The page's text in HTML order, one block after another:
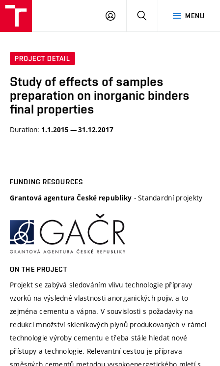
MENU
LOG
SEARCH
PROJECT DETAIL
Study of effects of samples
preparation on inorganic binders
final properties
Duration: 1.1.2015 — 31.12.2017
FUNDING RESOURCES
Grantová agentura České republiky - Standardní projekty
ON THE PROJECT
Projekt se zabývá sledováním vlivu technologie přípravy
vzorků na výsledné vlastnosti anorganických pojiv, a to
zejména cementu a vápna. V souvislosti s požadavky na
redukci množství skleníkových plynů produkovaných v rámci
technologie výroby cementu e třeba stále hledat nové
přístupy a technologie. Relevantní cestou je příprava